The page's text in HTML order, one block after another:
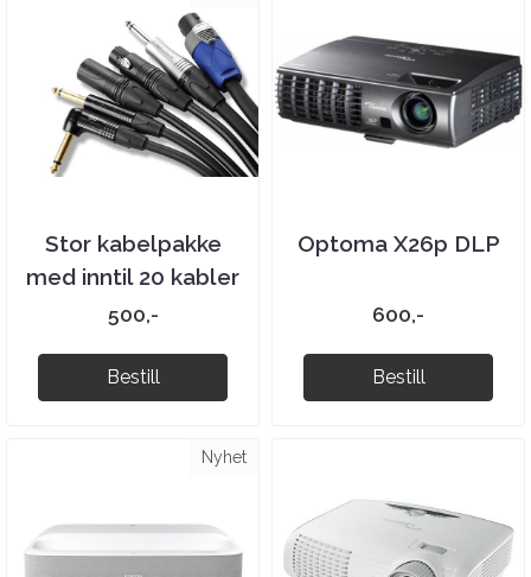
Stor kabelpakke
med inntil 20 kabler
500,-
Bestill
Optoma X26p DLP
600,-
Bestill
Nyhet